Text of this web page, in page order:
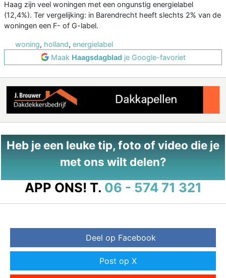
Haag zijn veel woningen met een ongunstig energielabel
(12,4%). Ter vergelijking: in Barendrecht heeft slechts 2% van de
woningen een F- of G-label.
woning, holland, energielabel
Maak Haagsdagbladje Google-favoriet
Heb je een leuke tip, foto of video die je
met ons wilt delen?
APP ONS! T. 06 - 574 71 321
Deel op Facebook
Post op X